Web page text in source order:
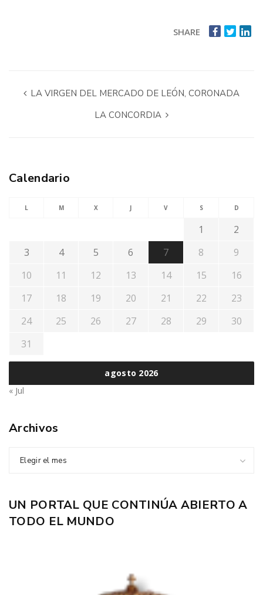
SHARE
LA VIRGEN DEL MERCADO DE LEÓN, CORONADA
LA CONCORDIA
Calendario
agosto 2026
L M X J V S D
1
2
3
4 5 6 7 8
9
10
11 12 13 14 15
16
17
18 19 20 21 22
23
24
25 26 27 28 29
30
31
« Jul
Archivos
Elegir el mes
UN PORTAL QUE CONTINÚA ABIERTO A
TODO EL MUNDO